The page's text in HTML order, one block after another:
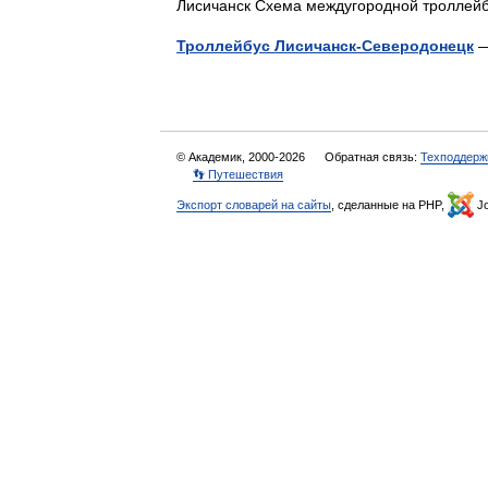
Лисичанск Схема междугородной
Троллейбус Лисичанск-Северодонецк
© Академик, 2000-2026 Обратная связь:
👣 Путешествия
Экспорт словарей на сайты , сделанные на PHP,